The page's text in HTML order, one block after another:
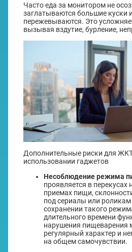
Часто еда за монитором не
заглатываются большие куски
пережевываются. Это
вызывая вздутие, бурление,
Дополнительные риски для
использовании гаджетов
Несоблюдение режима
проявляется в перекусах
приемах пищи,
под сериалы или
сохранении такого
длительного времени
нарушения пищеварения
регулярный характер и
на общем самочувствии.